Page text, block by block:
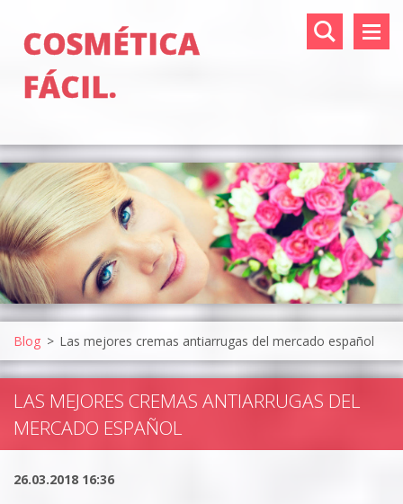
COSMÉTICA
FÁCIL.
Blog > Las mejores cremas antiarrugas del mercado español
LAS MEJORES CREMAS ANTIARRUGAS DEL
MERCADO ESPAÑOL
26.03.2018 16:36